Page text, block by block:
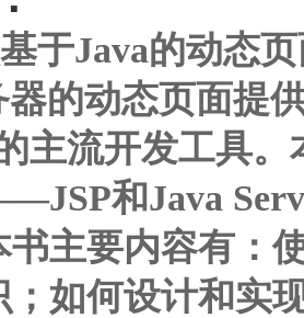
于Java的动态
器的动态页面提
主流开发工具
和Java
主要内容有：
；如何设计和实